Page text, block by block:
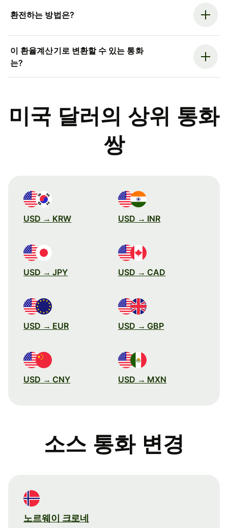
환전하는 방법은?
이 환율계산기로 변환할 수 있는 통화
는?
미국 달러의 상위 통화
쌍
USD → KRW USD → INR
USD → JPY USD → CAD
USD → EUR USD → GBP
USD → CNY USD → MXN
소스 통화 변경
노르웨이 크로네